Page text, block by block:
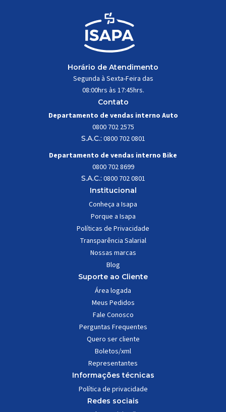
Horário de Atendimento
Segunda à Sexta-Feira das
08:00hrs às 17:45hrs.
Contato
Departamento de vendas interno Auto
0800 702 2575
S.A.C.: 0800 702 0801
Departamento de vendas interno Bike
0800 702 8699
S.A.C.: 0800 702 0801
Institucional
Conheça a Isapa
Porque a Isapa
Políticas de Privacidade
Transparência Salarial
Nossas marcas
Blog
Suporte ao Cliente
Área logada
Meus Pedidos
Fale Conosco
Perguntas Frequentes
Quero ser cliente
Boletos/xml
Representantes
Informações técnicas
Política de privacidade
Redes sociais